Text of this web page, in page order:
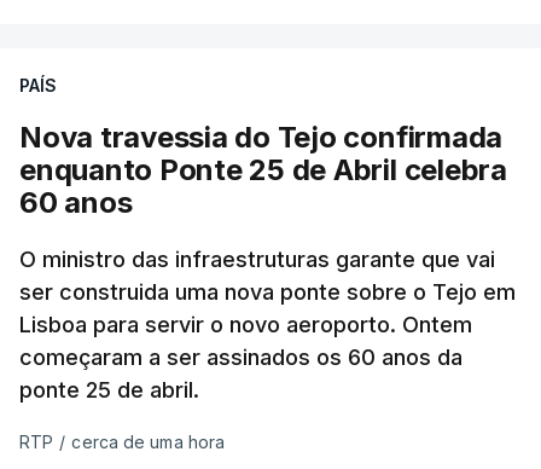
PAÍS
Nova travessia do Tejo confirmada
enquanto Ponte 25 de Abril celebra
60 anos
O ministro das infraestruturas garante que vai
ser construida uma nova ponte sobre o Tejo em
Lisboa para servir o novo aeroporto. Ontem
começaram a ser assinados os 60 anos da
ponte 25 de abril.
RTP / cerca de uma hora